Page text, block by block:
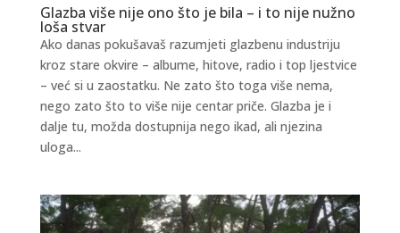
Glazba više nije ono što je bila – i to nije nužno
loša stvar
Ako danas pokušavaš razumjeti glazbenu industriju
kroz stare okvire – albume, hitove, radio i top ljestvice
– već si u zaostatku. Ne zato što toga više nema,
nego zato što to više nije centar priče. Glazba je i
dalje tu, možda dostupnija nego ikad, ali njezina
uloga...